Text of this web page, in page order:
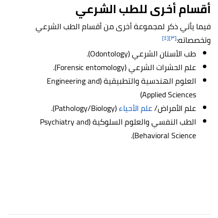
أقسام أخرى للطب الشرعي
فيما يأتي ذكر لمجموعة أخرى من أقسام الطب الشرعي
وتخصصاته:[٣] [٤]
طب الأسنان الشرعي (Odontology).
علم الحشرات الشرعي (Forensic entomology).
العلوم الهندسية والتطبيقية (Engineering and
Applied Sciences)
علم الأمراض/علم الأحياء(Pathology/Biology).
الطب النفسي والعلوم السلوكية (Psychiatry and
Behavioral Science).